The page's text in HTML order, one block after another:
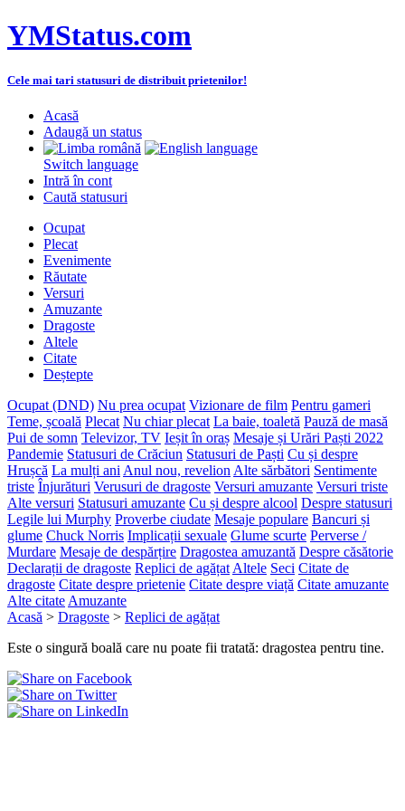
YMStatus.com
Cele mai tari statusuri de distribuit prietenilor!
Acasă
Adaugă un status
Switch language
Intră în cont
Caută statusuri
Ocupat
Plecat
Evenimente
Răutate
Versuri
Amuzante
Dragoste
Altele
Citate
Deștepte
Ocupat (DND) Nu prea ocupat Vizionare de film Pentru gameri
Teme, școală Plecat Nu chiar plecat La baie, toaletă Pauză de masă
Pui de somn Televizor, TV Ieșit în oraș Mesaje și Urări Paști 2022
Pandemie Statusuri de Crăciun Statusuri de Paști Cu și despre
Hrușcă La mulți ani Anul nou, revelion Alte sărbători Sentimente
triste Înjurături Verusuri de dragoste Versuri amuzante Versuri triste
Alte versuri Statusuri amuzante Cu și despre alcool Despre statusuri
Legile lui Murphy Proverbe ciudate Mesaje populare Bancuri și
glume Chuck Norris Implicații sexuale Glume scurte Perverse /
Murdare Mesaje de despărțire Dragostea amuzantă Despre căsătorie
Declarații de dragoste Replici de agățat Altele Seci Citate de
dragoste Citate despre prietenie Citate despre viață Citate amuzante
Alte citate Amuzante
Acasă > Dragoste > Replici de agățat
Este o singură boală care nu poate fii tratată: dragostea pentru tine.